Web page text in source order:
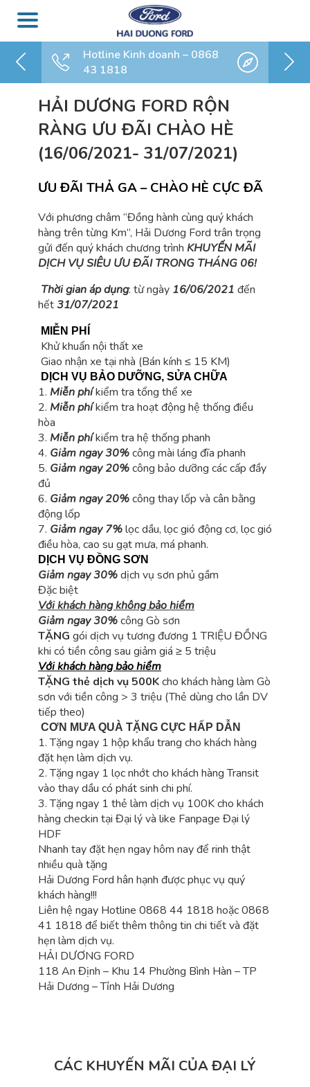
Hotline Kinh doanh – 0868
43 1818
HẢI DƯƠNG FORD RỘN
RÀNG ƯU ĐÃI CHÀO HÈ
(16/06/2021- 31/07/2021)
ƯU ĐÃI THẢ GA – CHÀO HÈ CỰC ĐÃ
Với phương châm “Đồng hành cùng quý khách
hàng trên từng Km”, Hải Dương Ford trân trọng
gửi đến quý khách chương trình KHUYẾN MÃI
DỊCH VỤ SIÊU ƯU ĐÃI TRONG THÁNG 06!
Thời gian áp dụng: từ ngày 16/06/2021 đến
hết31/07/2021
MIỄN PHÍ
Khử khuẩn nội thất xe
Giao nhận xe tại nhà (Bán kính ≤ 15 KM)
DỊCH VỤ BẢO DƯỠNG, SỬA CHỮA
1. Miễn phíkiểm tra tổng thể xe
2. Miễn phíkiểm tra hoạt động hệ thống điều
hòa
3. Miễn phíkiểm tra hệ thống phanh
4. Giảm ngay30%công mài láng đĩa phanh
5. Giảm ngay 20%công bảo dưỡng các cấp đầy
đủ
6. Giảm ngay 20%công thay lốp và cân bằng
động lốp
7. Giảm ngay7%lọc dầu, lọc gió động cơ, lọc gió
điều hòa, cao su gạt mưa, má phanh.
DỊCH VỤ ĐỒNG SƠN
Giảm ngay30%dịch vụ sơn phủ gầm
Đặc biệt
Với khách hàng không bảo hiểm
Giảm ngay 30%công Gò sơn
TẶNG gói dịch vụ tương đương 1 TRIỆU ĐỒNG
khi có tiền công sau giảm giá ≥ 5 triệu
Với khách hàng bảo hiểm
TẶNG thẻ dịch vụ 500Kcho khách hàng làm Gò
sơn với tiền công > 3 triệu (Thẻ dùng cho lần DV
tiếp theo)
CƠN MƯA QUÀ TẶNG CỰC HẤP DẪN
1. Tặng ngay 1 hộp khẩu trang cho khách hàng
đặt hẹn làm dịch vụ.
2. Tặng ngay 1 lọc nhớt cho khách hàng Transit
vào thay dầu có phát sinh chi phí.
3. Tặng ngay 1 thẻ làm dịch vụ 100K cho khách
hàng checkin tại Đại lý và like Fanpage Đại lý
HDF
Nhanh tay đặt hẹn ngay hôm nay để rinh thật
nhiều quà tặng
Hải Dương Ford hân hạnh được phục vụ quý
khách hàng!!!
Liên hệ ngay Hotline 0868 44 1818 hoặc 0868
41 1818 để biết thêm thông tin chi tiết và đặt
hẹn làm dịch vụ.
HẢI DƯƠNG FORD
118 An Định – Khu 14 Phường Bình Hàn – TP
Hải Dương – Tỉnh Hải Dương
CÁC KHUYẾN MÃI CỦA ĐẠI LÝ